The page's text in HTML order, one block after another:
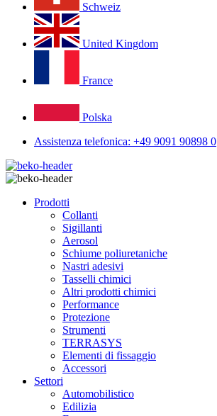
Schweiz
United Kingdom
France
Polska
Assistenza telefonica: +49 9091 90898 0
Prodotti
Collanti
Sigillanti
Aerosol
Schiume poliuretaniche
Nastri adesivi
Tasselli chimici
Altri prodotti chimici
Performance
Protezione
Strumenti
TERRASYS
Elementi di fissaggio
Accessori
Settori
Automobilistico
Edilizia